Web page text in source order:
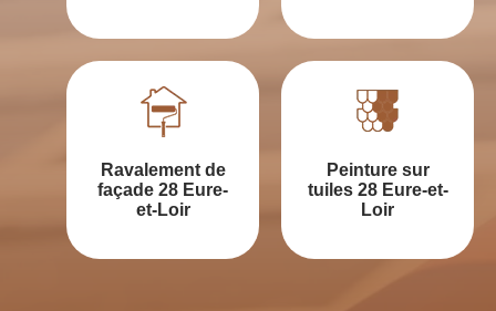
Ravalement de
façade 28 Eure-
et-Loir
Peinture sur
tuiles 28 Eure-et-
Loir